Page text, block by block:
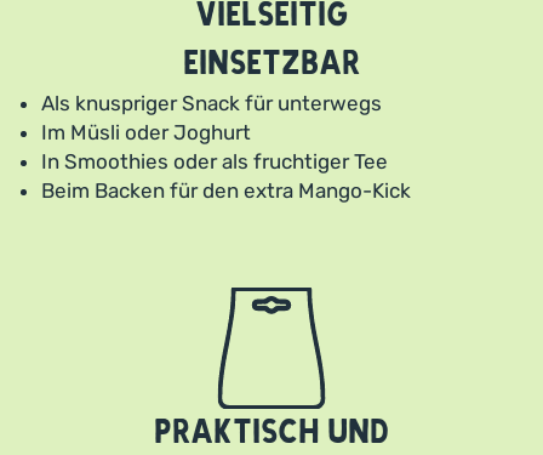
Vielseitig
einsetzbar
Als knuspriger Snack für unterwegs
Im Müsli oder Joghurt
In Smoothies oder als fruchtiger Tee
Beim Backen für den extra Mango-Kick
Praktisch und